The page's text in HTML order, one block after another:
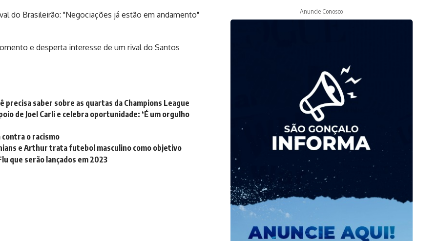
e desperta interesse de um rival do Santos
precisa saber sobre as quartas da Champions League
de Joel Carli e celebra oportunidade: ‘É um orgulho
contra o racismo
e Arthur trata futebol masculino como objetivo
que serão lançados em 2023
Anuncie Conosco